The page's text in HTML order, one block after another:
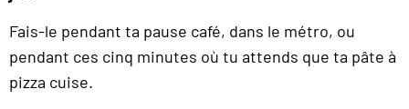
Fais-le pendant ta pause café, dans le métro, ou
pendant ces cinq minutes où tu attends que ta pâte à
pizza cuise.